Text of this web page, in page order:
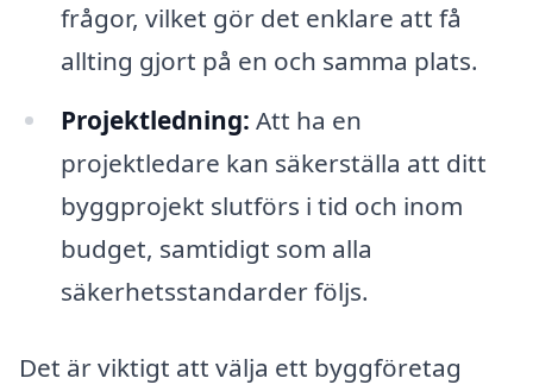
frågor, vilket gör det enklare att få
allting gjort på en och samma plats.
Projektledning: Att ha en
projektledare kan säkerställa att ditt
byggprojekt slutförs i tid och inom
budget, samtidigt som alla
säkerhetsstandarder följs.
Det är viktigt att välja ett byggföretag